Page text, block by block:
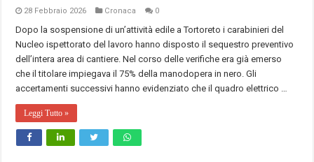
28 Febbraio 2026 Cronaca 0
Dopo la sospensione di un’attività edile a Tortoreto i carabinieri del
Nucleo ispettorato del lavoro hanno disposto il sequestro preventivo
dell’intera area di cantiere. Nel corso delle verifiche era già emerso
che il titolare impiegava il 75% della manodopera in nero. Gli
accertamenti successivi hanno evidenziato che il quadro elettrico …
Leggi Tutto »